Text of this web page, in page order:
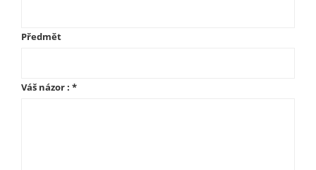
Předmět
Váš názor : *